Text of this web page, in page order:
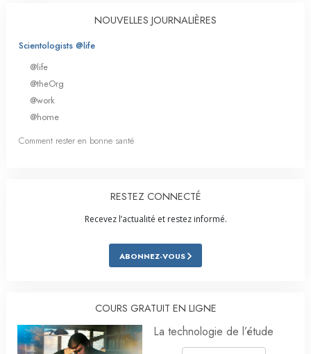
NOUVELLES JOURNALIÈRES
Scientologists @life
@life
@theOrg
@work
@home
Comment rester en bonne santé
RESTEZ CONNECTÉ
Recevez l’actualité et restez informé.
ABONNEZ-VOUS
COURS GRATUIT EN LIGNE
La technologie de l’étude